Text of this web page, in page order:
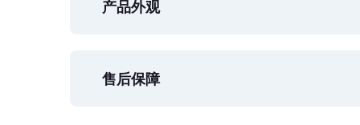
产品外观
售后保障